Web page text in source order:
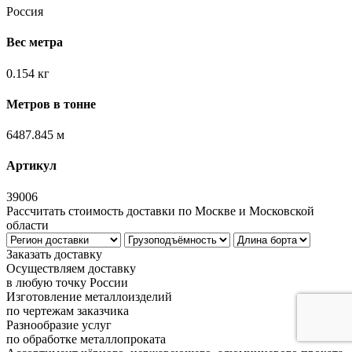
Россия
Вес метра
0.154 кг
Метров в тонне
6487.845 м
Артикул
39006
Рассчитать стоимость доставки по Москве и Московской
области
Заказать доставку
Осуществляем доставку
в любую точку России
Изготовление металлоизделий
по чертежам заказчика
Разнообразие услуг
по обработке металлопроката